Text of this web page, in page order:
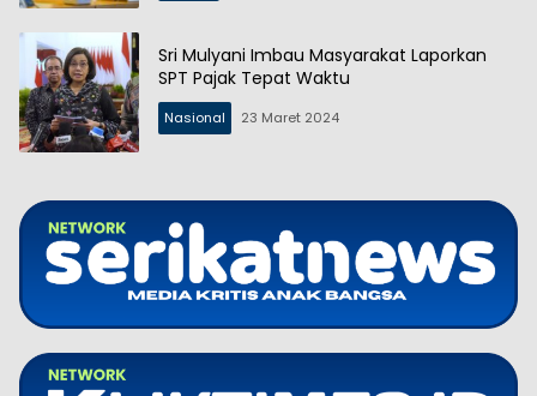
Sri Mulyani Imbau Masyarakat Laporkan
SPT Pajak Tepat Waktu
Nasional 23 Maret 2024